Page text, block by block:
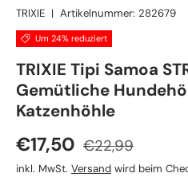
TRIXIE | Artikelnummer: 282679
Um 24% reduziert
TRIXIE Tipi Samoa
Gemütliche
Katzenhöhle
Verkaufspreis
€17,50 Normaler Preis
€22,99
inkl. MwSt. Versand wird beim